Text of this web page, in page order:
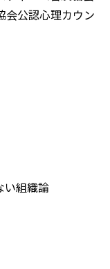
会公認心理カウン
い組織論